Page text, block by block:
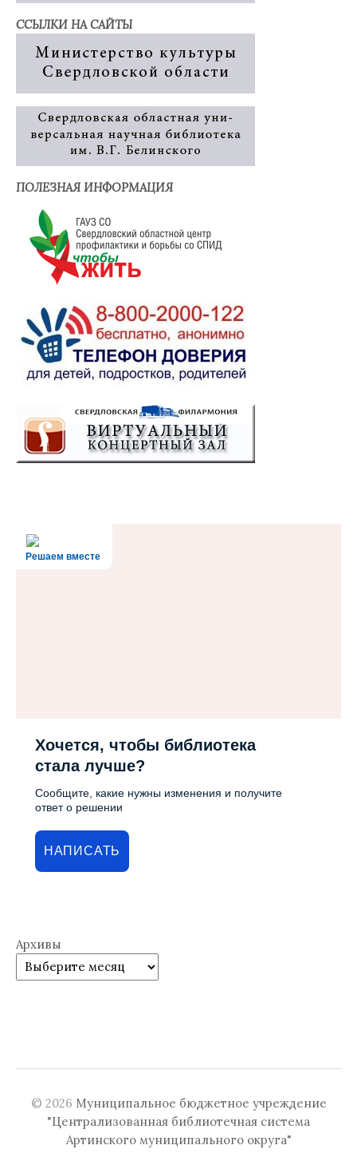
ССЫЛКИ НА САЙТЫ
ПОЛЕЗНАЯ ИНФОРМАЦИЯ
Решаем вместе
Хочется, чтобы библиотека
стала лучше?
Сообщите, какие нужны изменения и получите
ответ о решении
НАПИСАТЬ
Архивы
© 2026 Муниципальное бюджетное учреждение
"Централизованная библиотечная система
Артинского муниципального округа"